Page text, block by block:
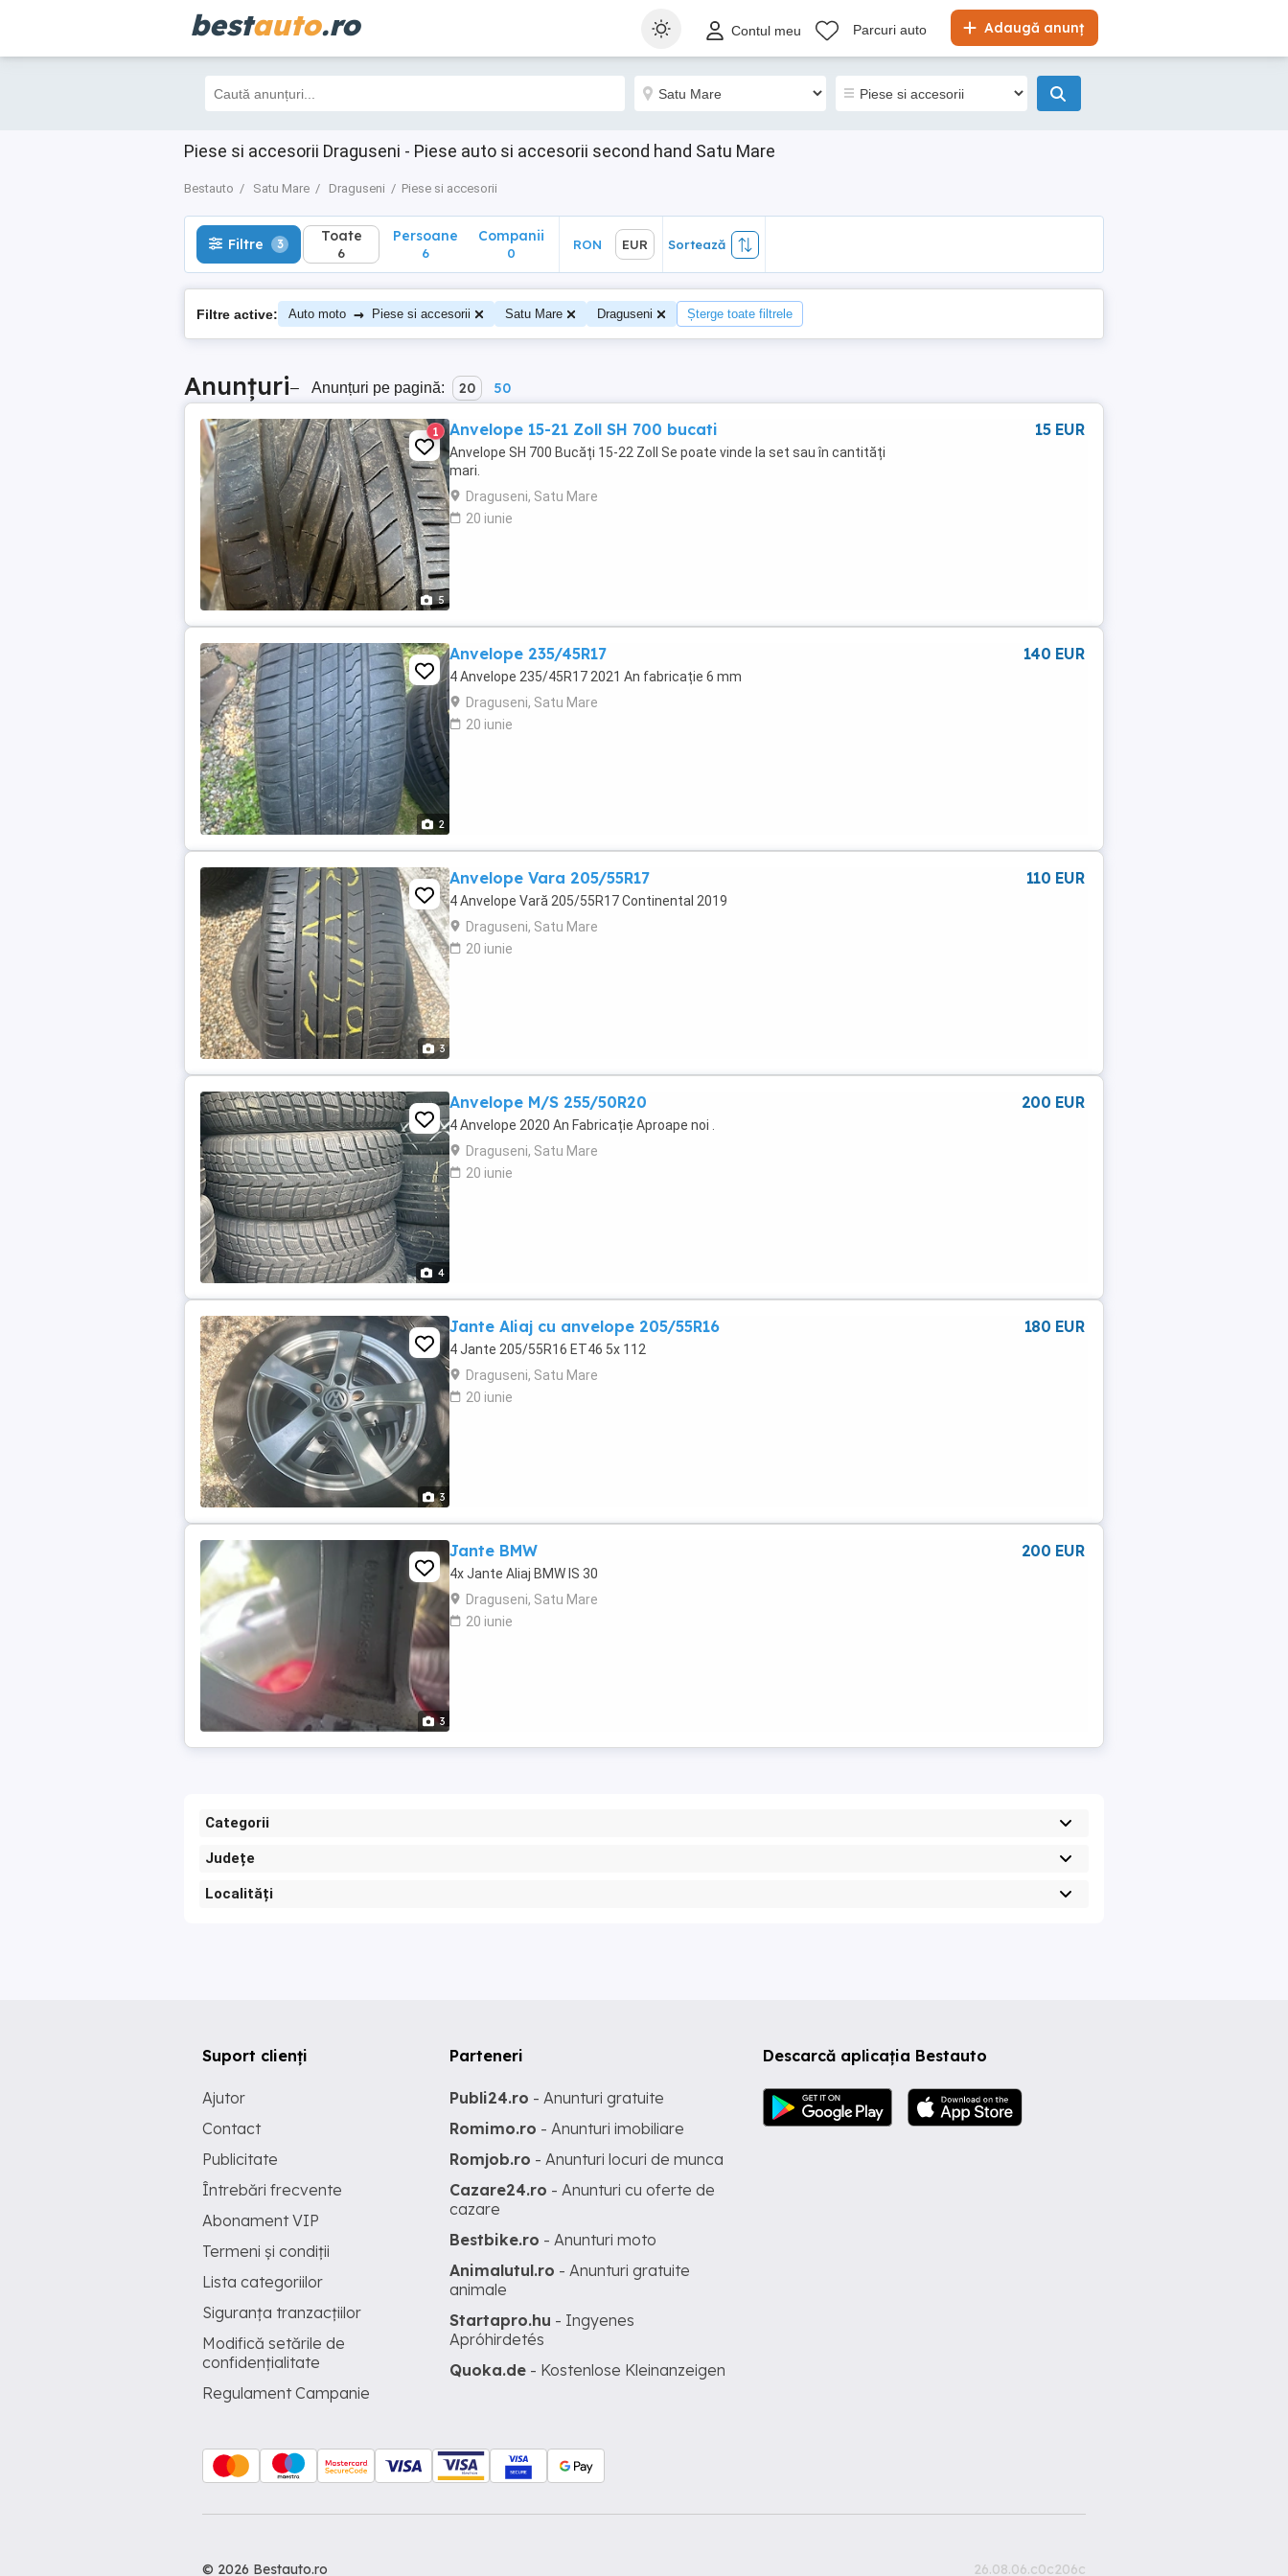
bestauto.ro Adaugă anunț
Contul meu Parcuri auto
Piese si accesorii Draguseni - Piese auto si accesorii second hand Satu Mare
Bestauto Satu Mare Draguseni Piese si accesorii
Filtre 3 Toate
6
Sortează
Filtre 3 Toate
6
Persoane
6
Companii
0
RON EUR Sortează
Filtre active: Auto moto → Piese si accesorii Satu Mare Draguseni Șterge toate filtrele
Anunțuri– Anunțuri pe pagină: 20 50
5
1 Anvelope 15-21 Zoll SH 700 bucati
Anvelope SH 700 Bucăți 15-22 Zoll Se poate vinde la set sau în cantități
mari.
Draguseni, Satu Mare
20 iunie
15 EUR
2
Anvelope 235/45R17
4 Anvelope 235/45R17 2021 An fabricație 6 mm
Draguseni, Satu Mare
20 iunie
140 EUR
3
Anvelope Vara 205/55R17
4 Anvelope Vară 205/55R17 Continental 2019
Draguseni, Satu Mare
20 iunie
110 EUR
4
Anvelope M/S 255/50R20
4 Anvelope 2020 An Fabricație Aproape noi .
Draguseni, Satu Mare
20 iunie
200 EUR
3
Jante Aliaj cu anvelope 205/55R16
4 Jante 205/55R16 ET46 5x 112
Draguseni, Satu Mare
20 iunie
180 EUR
3
Jante BMW
4x Jante Aliaj BMW IS 30
Draguseni, Satu Mare
20 iunie
200 EUR
Categorii
Județe
Localități
Descarcă aplicația Bestauto
Suport clienți
Ajutor
Contact
Publicitate
Întrebări frecvente
Abonament VIP
Termeni și condiții
Lista categoriilor
Siguranța tranzacțiilor
Modifică setările de
confidențialitate
Regulament Campanie
Parteneri
Publi24.ro - Anunturi gratuite
Romimo.ro - Anunturi imobiliare
Romjob.ro - Anunturi locuri de munca
Cazare24.ro - Anunturi cu oferte de
cazare
Bestbike.ro - Anunturi moto
Animalutul.ro - Anunturi gratuite
animale
Startapro.hu - Ingyenes
Apróhirdetés
Quoka.de - Kostenlose Kleinanzeigen
© 2026 Bestauto.ro 26.08.06.c0c206c